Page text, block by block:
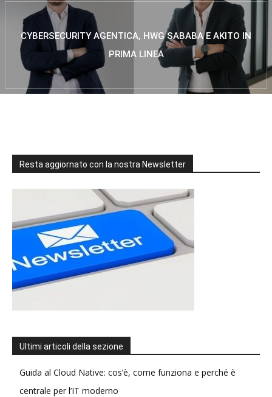
CYBERSECURITY AGENTICA, HWG SABABA E AKITO IN
PRIMA LINEA
Resta aggiornato con la nostra Newsletter
Ultimi articoli della sezione
Guida al Cloud Native: cos’è, come funziona e perché è
centrale per l’IT moderno